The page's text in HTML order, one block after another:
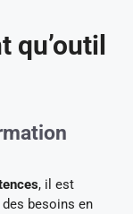
qu’outil
, il est
besoins en